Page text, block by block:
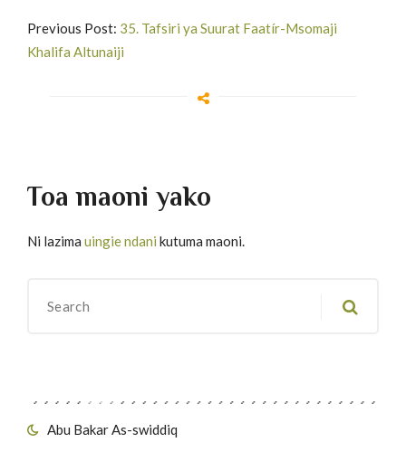
Abu Bakar As-swiddiq
Previous Post: 35. Tafsiri ya Suurat Faatír-Msomaji
Khalifa Altunaiji
Toa maoni yako
Ni lazima uingie ndani kutuma maoni.